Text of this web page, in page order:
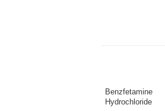
Benzfetamine
Hydrochloride